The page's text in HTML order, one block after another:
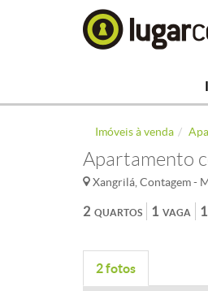
Imóveis à venda
Apartamento
Xangrilá, Contagem -
QUARTOS
2 VAGA
1 1
2 fotos